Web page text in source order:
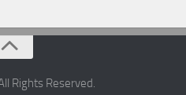
Rights Reserved.